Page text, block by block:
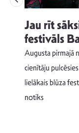
Jau rīt
festivāls
Augusta pirmajā
cienītāju
lielākais blūza
notiks